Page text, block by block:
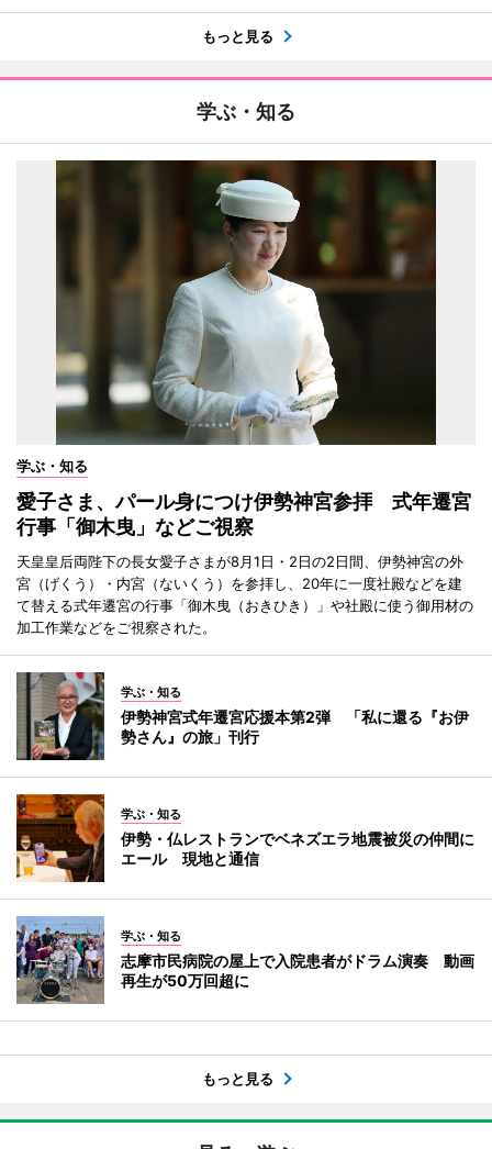
もっと見る
学ぶ・知る
学ぶ・知る
愛子さま、パール身につけ伊勢神宮参拝 式年遷宮
行事「御木曳」などご視察
天皇皇后両陛下の長女愛子さまが8月1日・2日の2日間、伊勢神宮の外
宮（げくう）・内宮（ないくう）を参拝し、20年に一度社殿などを建
て替える式年遷宮の行事「御木曳（おきひき）」や社殿に使う御用材の
加工作業などをご視察された。
学ぶ・知る
伊勢神宮式年遷宮応援本第2弾 「私に還る『お伊
勢さん』の旅」刊行
学ぶ・知る
伊勢・仏レストランでベネズエラ地震被災の仲間に
エール 現地と通信
学ぶ・知る
志摩市民病院の屋上で入院患者がドラム演奏 動画
再生が50万回超に
もっと見る